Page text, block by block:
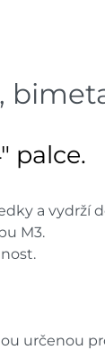
na
palce.
a vydrží
M3.
určenou